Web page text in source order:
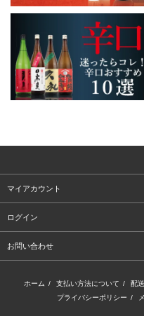
マイアカウント
ログイン
お問い合わせ
ホーム / 支払い方法について / 配
プライバシーポリシー /